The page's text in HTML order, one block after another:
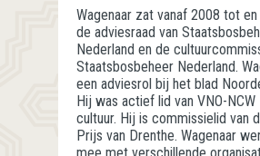
Wagenaar zat vanaf 2008 tot
de adviesraad van
Nederland en de
Staatsbosbeheer Nederland.
een adviesrol bij het blad
Hij was actief lid van VNO-
cultuur. Hij is commissielid van
Prijs van Drenthe. Wagenaar